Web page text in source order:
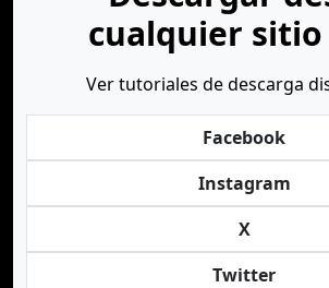
cualquier
Ver tutoriales de descarga
Facebook
Instagram
X
Twitter